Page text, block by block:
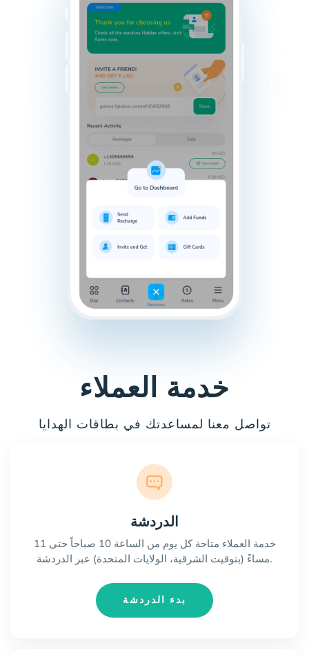
خدمة العملاء
تواصل معنا لمساعدتك في بطاقات الهدايا
الدردشة
خدمة العملاء متاحة كل يوم من الساعة 10 صباحاً حتى 11
مساءً (بتوقيت الشرقية، الولايات المتحدة) عبر الدردشة.
بدء الدردشة